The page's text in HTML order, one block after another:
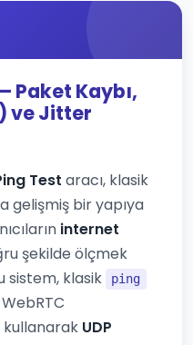
Paket Kaybı,
ve Jitter
Test aracı, klasik
gelişmiş bir yapıya
internet
şekilde ölçmek
sistem, klasik
ping
UDP